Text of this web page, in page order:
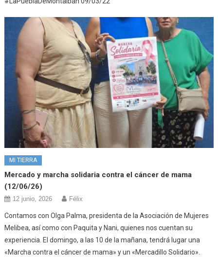
MI TIERRA
Mercado y marcha solidaria contra el cáncer de mama
(12/06/26)
12 junio, 2026 Félix
Contamos con Olga Palma, presidenta de la Asociación de Mujeres
Melibea, así como con Paquita y Nani, quienes nos cuentan su
experiencia. El domingo, a las 10 de la mañana, tendrá lugar una
«Marcha contra el cáncer de mama» y un «Mercadillo Solidario».